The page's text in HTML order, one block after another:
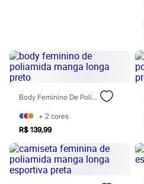
Sombras
Al Wataniah
Banderas
Beleza C&A
Boca Rosa
Carolina Herrera
Ciclo
Jean Paul Gaultier
Lancôme
Mari Maria
Body Feminino De Poliamida Manga Longa Preto
+ 2 cores
R$ 139,99